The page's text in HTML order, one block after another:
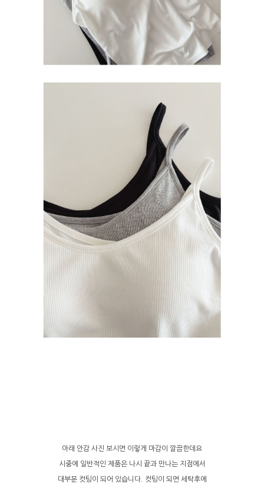
아래 안감 사진 보시면 이렇게 마감이 깔끔한데요
시중에 일반적인 제품은 나시 끝과 만나는 지점에서
대부분 컷팅이 되어 있습니다. 컷팅이 되면 세탁후에